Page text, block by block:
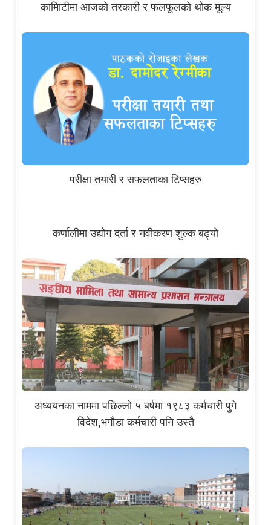
कामिाटीमा आजको तरकारी र फलफूलको थोक मूल्य
परीक्षा तयारी र सफलताका टिप्सहरु
कर्णालीमा उद्योग दर्ता र नवीकरण शुल्क बढ्यो
अध्ययनका नाममा पछिल्लो ५ बर्षमा १९८३ कर्मचारी पुगे
विदेश,भगौडा कर्मचारी पनि उस्तै